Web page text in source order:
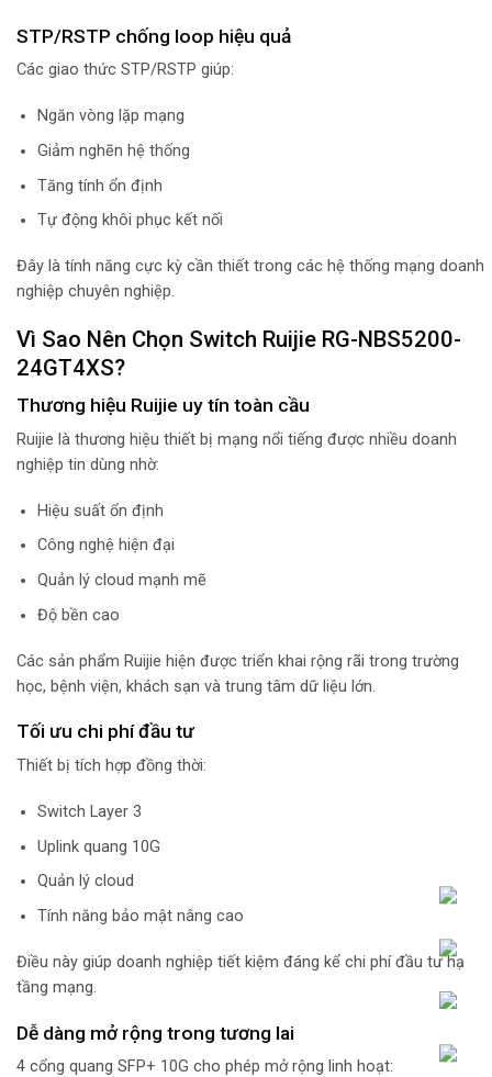
STP/RSTP chống loop hiệu quả
Các giao thức STP/RSTP giúp:
Ngăn vòng lặp mạng
Giảm nghẽn hệ thống
Tăng tính ổn định
Tự động khôi phục kết nối
Đây là tính năng cực kỳ cần thiết trong các hệ thống mạng doanh
nghiệp chuyên nghiệp.
Vì Sao Nên Chọn Switch Ruijie RG-NBS5200-
24GT4XS?
Thương hiệu Ruijie uy tín toàn cầu
Ruijie là thương hiệu thiết bị mạng nổi tiếng được nhiều doanh
nghiệp tin dùng nhờ:
Hiệu suất ổn định
Công nghệ hiện đại
Quản lý cloud mạnh mẽ
Độ bền cao
Các sản phẩm Ruijie hiện được triển khai rộng rãi trong trường
học, bệnh viện, khách sạn và trung tâm dữ liệu lớn.
Tối ưu chi phí đầu tư
Thiết bị tích hợp đồng thời:
Switch Layer 3
Uplink quang 10G
Quản lý cloud
Tính năng bảo mật nâng cao
Điều này giúp doanh nghiệp tiết kiệm đáng kể chi phí đầu tư hạ
tầng mạng.
Dễ dàng mở rộng trong tương lai
4 cổng quang SFP+ 10G cho phép mở rộng linh hoạt: